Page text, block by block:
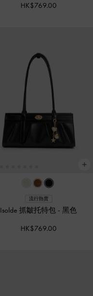
HK$769.00
流行熱賣
Isolde 抓皺托特包 -黑色
HK$769.00